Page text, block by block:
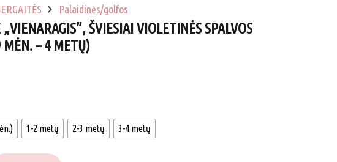
Palaidinės/golfos
ŠVIESIAI VIOLETINĖS SPALVOS
MĖN. – 4 METŲ)
1-2 metų 2-3 metų 3-4 metų